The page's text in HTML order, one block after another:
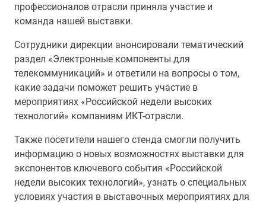
профессионалов отрасли приняла участие и
команда нашей выставки.
Сотрудники дирекции анонсировали тематический
раздел «Электронные компоненты для
телекоммуникаций» и ответили на вопросы о том,
какие задачи поможет решить участие в
мероприятиях «Российской недели высоких
технологий» компаниям ИКТ-отрасли.
Также посетители нашего стенда смогли получить
информацию о новых возможностях выставки для
экспонентов ключевого события «Российской
недели высоких технологий», узнать о специальных
условиях участия в выставочных мероприятиях для